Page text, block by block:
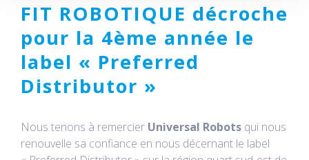
FIT ROBOTIQUE décroche
pour la 4ème année le
label « Preferred
Distributor »
Nous tenons à remercier Universal Robots qui nous
renouvelle sa confiance en nous décernant le label